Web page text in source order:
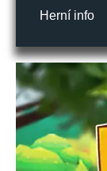
Herní info